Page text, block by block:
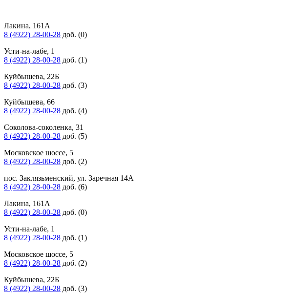
Лакина, 161А
8 (4922) 28-00-28 доб. (0)
Усти-на-лабе, 1
8 (4922) 28-00-28 доб. (1)
Куйбышева, 22Б
8 (4922) 28-00-28 доб. (3)
Куйбышева, 66
8 (4922) 28-00-28 доб. (4)
Соколова-соколенка, 31
8 (4922) 28-00-28 доб. (5)
Московское шоссе, 5
8 (4922) 28-00-28 доб. (2)
пос. Заклязьменский, ул. Заречная 14А
8 (4922) 28-00-28 доб. (6)
Лакина, 161А
8 (4922) 28-00-28 доб. (0)
Усти-на-лабе, 1
8 (4922) 28-00-28 доб. (1)
Московское шоссе, 5
8 (4922) 28-00-28 доб. (2)
Куйбышева, 22Б
8 (4922) 28-00-28 доб. (3)